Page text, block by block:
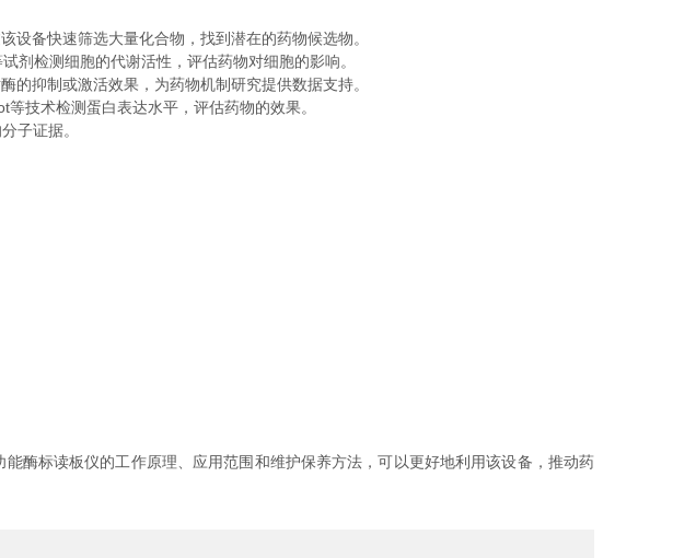
备快速筛选大量化合物，找到潜在的药物候选物。
检测细胞的代谢活性，评估药物对细胞的影响。
抑制或激活效果，为药物机制研究提供数据支持。
技术检测蛋白表达水平，评估药物的效果。
子证据。
酶标读板仪的工作原理、应用范围和维护保养方法，可以更好地利用该设备，推动药